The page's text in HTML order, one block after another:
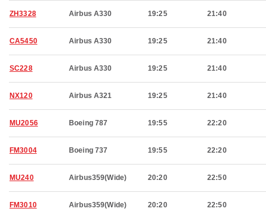
ZH3328 Airbus A330 19:25 21:40
CA5450 Airbus A330 19:25 21:40
SC228 Airbus A330 19:25 21:40
NX120 Airbus A321 19:25 21:40
MU2056 Boeing 787 19:55 22:20
FM3004 Boeing 737 19:55 22:20
MU240 Airbus359(Wide) 20:20 22:50
FM3010 Airbus359(Wide) 20:20 22:50